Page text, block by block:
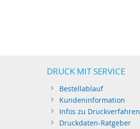
DRUCK MIT SERVICE
Bestellablauf
Kundeninformation
Infos zu Druckverfahren
Druckdaten-Ratgeber